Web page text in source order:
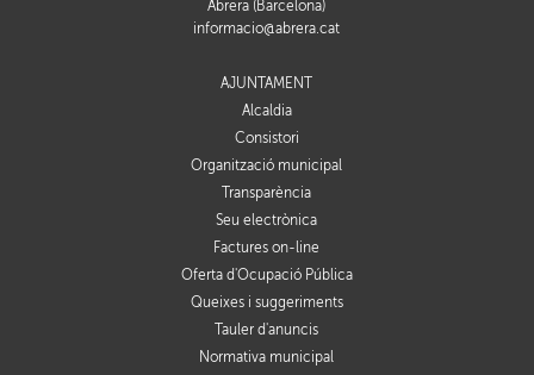
Abrera (Barcelona)
informacio@abrera.cat
AJUNTAMENT
Alcaldia
Consistori
Organització municipal
Transparència
Seu electrònica
Factures on-line
Oferta d'Ocupació Pública
Queixes i suggeriments
Tauler d'anuncis
Normativa municipal